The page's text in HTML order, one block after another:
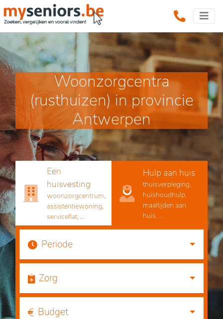
Woonzorgcentra
(rusthuizen) in provincie
Antwerpen
Een
huisvesting
woonzorgcentrum,
assistentiewoning,
serviceflat, ...
Hulp aan huis
thuisverpleging,
huishoudhulp,
maaltijden aan
huis, ...
Periode
Zorg
Budget